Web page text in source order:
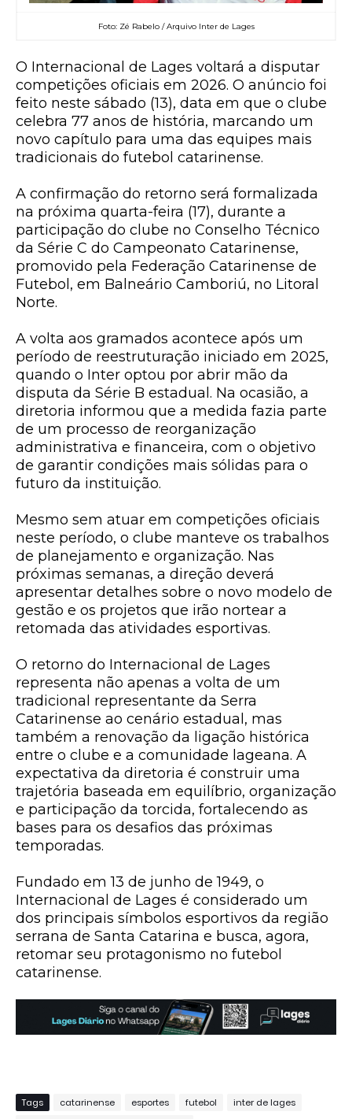
Foto: Zé Rabelo / Arquivo Inter de Lages
O Internacional de Lages voltará a disputar
competições oficiais em 2026. O anúncio foi
feito neste sábado (13), data em que o clube
celebra 77 anos de história, marcando um
novo capítulo para uma das equipes mais
tradicionais do futebol catarinense.
A confirmação do retorno será formalizada
na próxima quarta-feira (17), durante a
participação do clube no Conselho Técnico
da Série C do Campeonato Catarinense,
promovido pela Federação Catarinense de
Futebol, em Balneário Camboriú, no Litoral
Norte.
A volta aos gramados acontece após um
período de reestruturação iniciado em 2025,
quando o Inter optou por abrir mão da
disputa da Série B estadual. Na ocasião, a
diretoria informou que a medida fazia parte
de um processo de reorganização
administrativa e financeira, com o objetivo
de garantir condições mais sólidas para o
futuro da instituição.
Mesmo sem atuar em competições oficiais
neste período, o clube manteve os trabalhos
de planejamento e organização. Nas
próximas semanas, a direção deverá
apresentar detalhes sobre o novo modelo de
gestão e os projetos que irão nortear a
retomada das atividades esportivas.
O retorno do Internacional de Lages
representa não apenas a volta de um
tradicional representante da Serra
Catarinense ao cenário estadual, mas
também a renovação da ligação histórica
entre o clube e a comunidade lageana. A
expectativa da diretoria é construir uma
trajetória baseada em equilíbrio, organização
e participação da torcida, fortalecendo as
bases para os desafios das próximas
temporadas.
Fundado em 13 de junho de 1949, o
Internacional de Lages é considerado um
dos principais símbolos esportivos da região
serrana de Santa Catarina e busca, agora,
retomar seu protagonismo no futebol
catarinense.
Tags catarinense esportes futebol
inter de lages